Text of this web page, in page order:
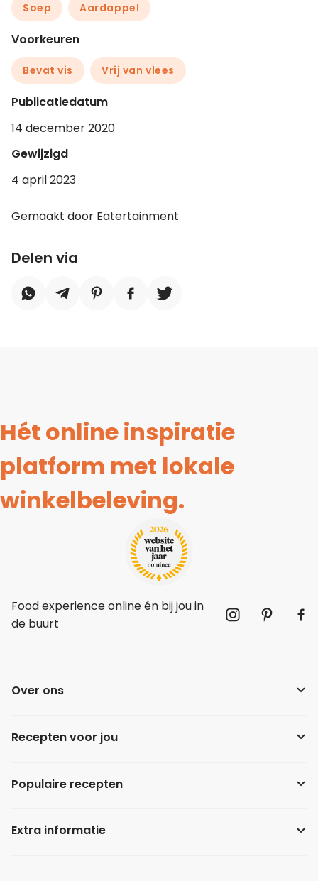
Soep Aardappel
Voorkeuren
Bevat vis Vrij van vlees
Publicatiedatum
14 december 2020
Gewijzigd
4 april 2023
Gemaakt door Eatertainment
Delen via
Hét online inspiratie
platform met lokale
winkelbeleving.
Food experience online én bij jou in
de buurt
Over ons
Recepten voor jou
Populaire recepten
Extra informatie